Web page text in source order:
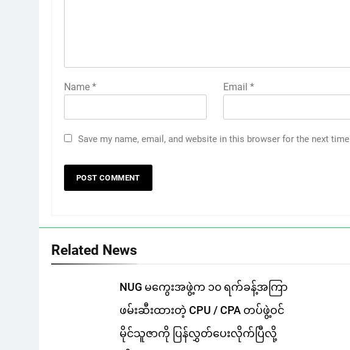
Name * Email *
Save my name, email, and website in this browser for the next
Related News
NUG မကွေးအဖွဲ့က ၁၀ ရက်ခန့်အကြာ
ဖမ်းဆီးထားတဲ့ CPU / CPA တပ်ဖွဲ့ဝင်
မိုင်သူဇာကို ပြန်လွှတ်ပေးလိုက်ပြီလို့